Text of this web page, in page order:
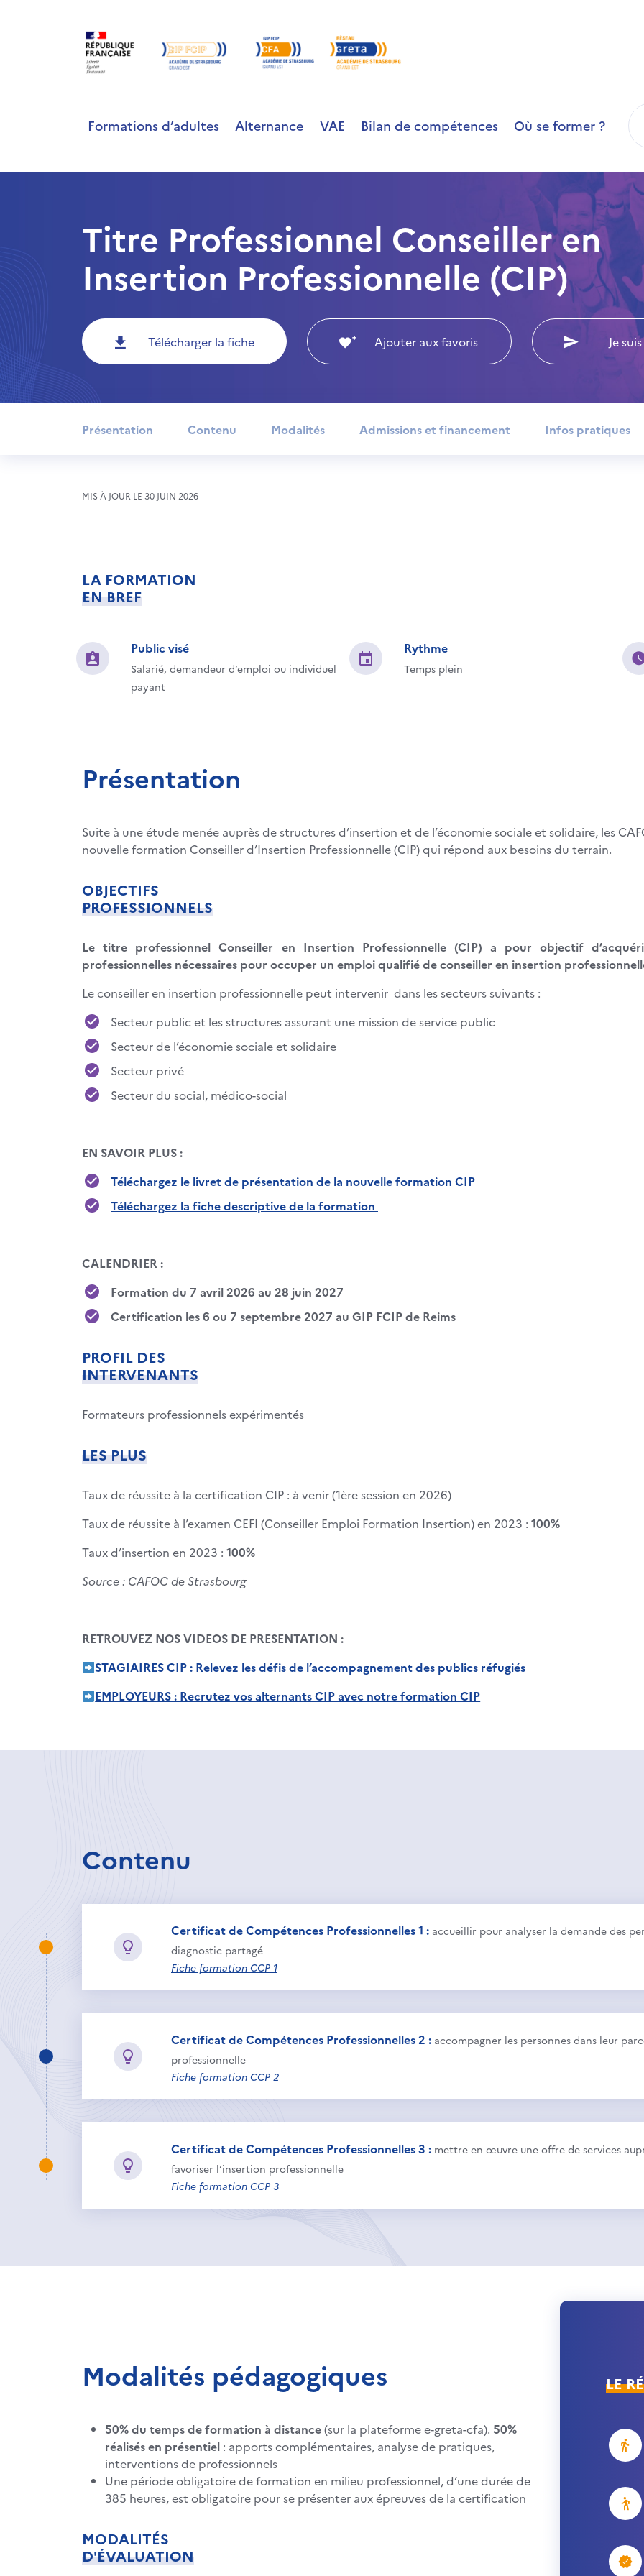
Formations d’adultes Alternance VAE Bilan de compétences Où se former ?
Titre Professionnel Conseiller en
Insertion Professionnelle (CIP)
Télécharger la fiche Ajouter aux favoris Je
Présentation Contenu Modalités Admissions et financement Infos pratiques
MIS À JOUR LE 30 JUIN 2026
LA FORMATION
EN BREF
Public visé
Salarié, demandeur d’emploi ou individuel
payant
Rythme
Temps plein
Présentation
Suite à une étude menée auprès de structures d’insertion et de l’économie sociale et solidaire, les
nouvelle formation Conseiller d’Insertion Professionnelle (CIP) qui répond aux besoins du terrain.
OBJECTIFS
PROFESSIONNELS
Le titre professionnel Conseiller en Insertion Professionnelle (CIP) a pour objectif
professionnelles nécessaires pour occuper un emploi qualifié de conseiller en insertion
Le conseiller en insertion professionnelle peut intervenir dans les secteurs suivants :
Secteur public et les structures assurant une mission de service public
Secteur de l’économie sociale et solidaire
Secteur privé
Secteur du social, médico-social
EN SAVOIR PLUS :
Téléchargez le livret de présentation de la nouvelle formation CIP
Téléchargez la fiche descriptive de la formation
CALENDRIER :
Formation du 7 avril 2026 au 28 juin 2027
Certification les 6 ou 7 septembre 2027 au GIP FCIP de Reims
PROFIL DES
INTERVENANTS
Formateurs professionnels expérimentés
LES PLUS
Taux de réussite à la certification CIP : à venir(1ère session en 2026)
Taux de réussite à l’examen CEFI (Conseiller Emploi Formation Insertion) en 2023 : 100%
Taux d’insertion en 2023 : 100%
Source : CAFOC de Strasbourg
RETROUVEZ NOS VIDEOS DE PRESENTATION :
STAGIAIRES CIP : Relevez les défis de l’accompagnement des publics réfugiés
EMPLOYEURS : Recrutez vos alternants CIP avec notre formation CIP
Contenu
Certificat de Compétences Professionnelles 1 : accueillir pour analyser la demande des
diagnostic partagé
Fiche formation CCP 1
Certificat de Compétences Professionnelles 2 : accompagner les personnes dans leur
professionnelle
Fiche formation CCP 2
Certificat de Compétences Professionnelles 3 : mettre en œuvre une offre de services
favoriser l’insertion professionnelle
Fiche formation CCP 3
Modalités pédagogiques
50% du temps de formation à distance(sur la plateforme e-greta-cfa). 50%
réalisés en présentiel : apports complémentaires, analyse de pratiques,
interventions de professionnels
Une période obligatoire de formation en milieu professionnel, d’une durée de
385 heures, est obligatoire pour se présenter aux épreuves de la certification
MODALITÉS
D'ÉVALUATION
LE